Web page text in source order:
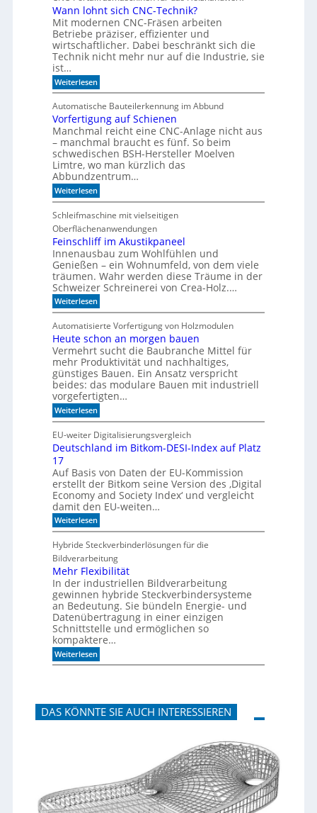
e
n
s
o
r
n
m
B
ü
c
h
e
r
e
g
a
l
a
k
t
d
e
r
e
r
i
e
Wann lohnt sich CNC-Technik?
Mit modernen CNC-Fräsen arbeiten
Betriebe präziser, effizienter und
wirtschaftlicher. Dabei beschränkt sich die
Technik nicht mehr nur auf die Industrie, sie
ist…
Weiterlesen:
W
a
n
n
l
o
h
n
t
s
i
c
h
C
N
C
-
T
e
c
h
n
i
?
Automatische Bauteilerkennung im Abbund
Vorfertigung auf Schienen
Manchmal reicht eine CNC-Anlage nicht aus
– manchmal braucht es fünf. So beim
schwedischen BSH-Hersteller Moelven
Limtre, wo man kürzlich das
Abbundzentrum…
Weiterlesen:
V
o
r
f
e
r
t
i
g
u
n
g
u
f
S
c
h
i
e
n
e
n
Schleifmaschine mit vielseitigen
Oberflächenanwendungen
Feinschliff im Akustikpaneel
Innenausbau zum Wohlfühlen und
Genießen – ein Wohnumfeld, von dem viele
träumen. Wahr werden diese Träume in der
Schweizer Schreinerei von Crea-Holz.…
Weiterlesen:
F
i
n
s
c
h
l
i
f
f
i
m
A
k
s
i
k
p
a
n
e
l
Automatisierte Vorfertigung von Holzmodulen
Heute schon an morgen bauen
Vermehrt sucht die Baubranche Mittel für
mehr Produktivität und nachhaltiges,
günstiges Bauen. Ein Ansatz verspricht
beides: das modulare Bauen mit industriell
vorgefertigten…
Weiterlesen:
H
u
t
s
h
o
n
a
n
o
r
g
e
n
b
a
u
e
n
EU-weiter Digitalisierungsvergleich
Deutschland im Bitkom-DESI-Index auf Platz
17
Auf Basis von Daten der EU-Kommission
erstellt der Bitkom seine Version des ‚Digital
Economy and Society Index‘ und vergleicht
damit den EU-weiten…
Weiterlesen:
D
u
t
s
c
h
l
a
n
d
i
m
B
i
m
-
n
d
e
Hybride Steckverbinderlösungen für die
Bildverarbeitung
Mehr Flexibilität
In der industriellen Bildverarbeitung
gewinnen hybride Steckverbindersysteme
an Bedeutung. Sie bündeln Energie- und
Datenübertragung in einer einzigen
Schnittstelle und ermöglichen so
kompaktere…
Weiterlesen:
M
F
l
e
t
ä
DAS KÖNNTE SIE AUCH INTERESSIEREN